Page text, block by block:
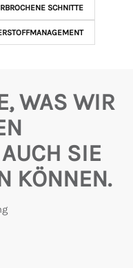
SCHNITTE
WAS WIR
SIE
KÖNNEN.